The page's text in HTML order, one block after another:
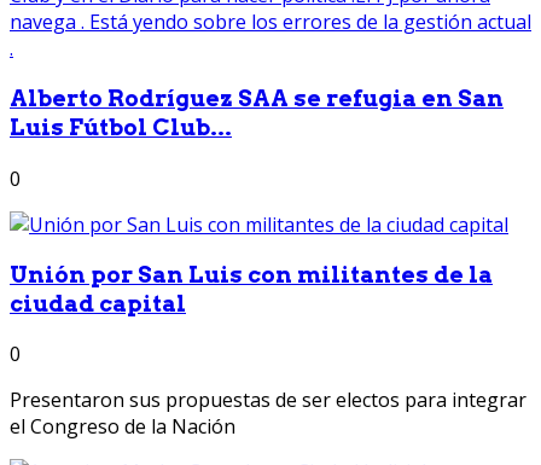
Alberto Rodríguez SAA se refugia en San
Luis Fútbol Club...
0
Unión por San Luis con militantes de la
ciudad capital
0
Presentaron sus propuestas de ser electos para integrar
el Congreso de la Nación